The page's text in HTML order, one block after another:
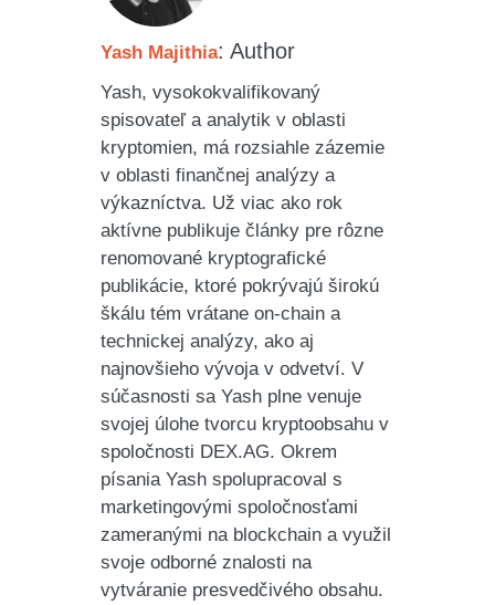
Yash Majithia: Author
Yash, vysokokvalifikovaný
spisovateľ a analytik v oblasti
kryptomien, má rozsiahle zázemie
v oblasti finančnej analýzy a
výkazníctva. Už viac ako rok
aktívne publikuje články pre rôzne
renomované kryptografické
publikácie, ktoré pokrývajú širokú
škálu tém vrátane on-chain a
technickej analýzy, ako aj
najnovšieho vývoja v odvetví. V
súčasnosti sa Yash plne venuje
svojej úlohe tvorcu kryptoobsahu v
spoločnosti DEX.AG. Okrem
písania Yash spolupracoval s
marketingovými spoločnosťami
zameranými na blockchain a využil
svoje odborné znalosti na
vytváranie presvedčivého obsahu.